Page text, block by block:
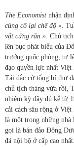
The Economist nhận
củng cố lại chế độ ».
vật cứng rắn ». Chủ
lên bục phát biểu của
trưởng quốc phòng, tư
đạo quyền lực nhất Việt
Tái đắc cử tổng bí thư
chủ tịch tháng vừa rồi,
nhiệm kỳ đầy đủ kể từ
cải cách sâu rộng ở
là một trong những
gọi là bán đảo Đông
đá nội bộ ở cấp cao